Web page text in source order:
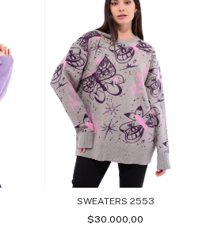
SWEATERS 2553
$30.000,00